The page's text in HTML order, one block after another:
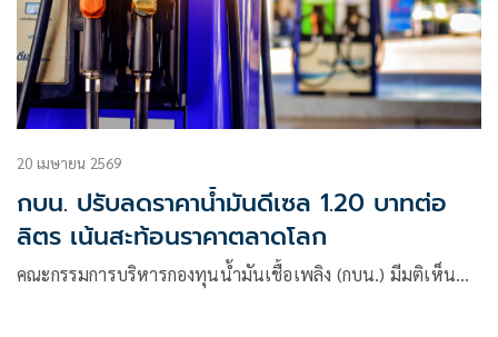
20 เมษายน 2569
กบน. ปรับลดราคาน้ำมันดีเซล 1.20 บาทต่อ
ลิตร เน้นสะท้อนราคาตลาดโลก
คณะกรรมการบริหารกองทุนน้ำมันเชื้อเพลิง (กบน.) มีมติเห็น…